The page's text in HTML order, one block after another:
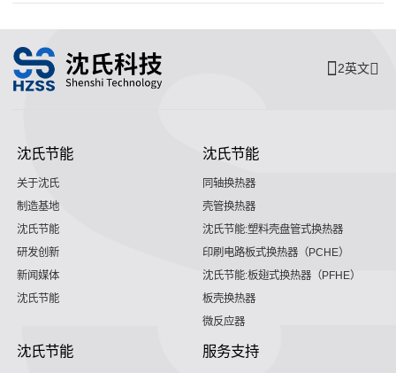
2英文
沈氏节能
关于沈氏
制造基地
沈氏节能
研发创新
新闻媒体
沈氏节能
沈氏节能
同轴换热器
壳管换热器
沈氏节能:塑料壳盘管式换热器
印刷电路板式换热器（PCHE）
沈氏节能:板翅式换热器（PFHE）
板壳换热器
微反应器
沈氏节能 服务支持